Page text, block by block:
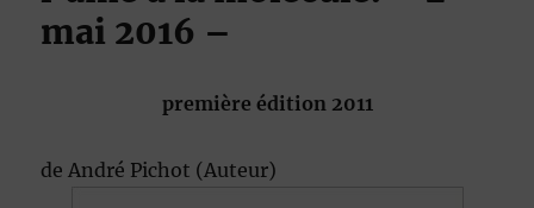
mai 2016 –
première édition 2011
deAndré Pichot (Auteur)